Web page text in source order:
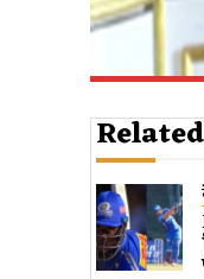
Related